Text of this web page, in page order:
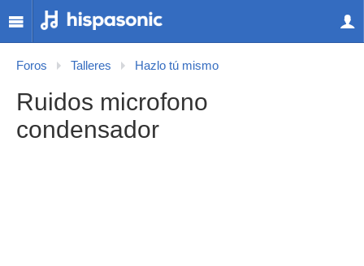
Foros Talleres Hazlo tú mismo
Ruidos microfono
condensador